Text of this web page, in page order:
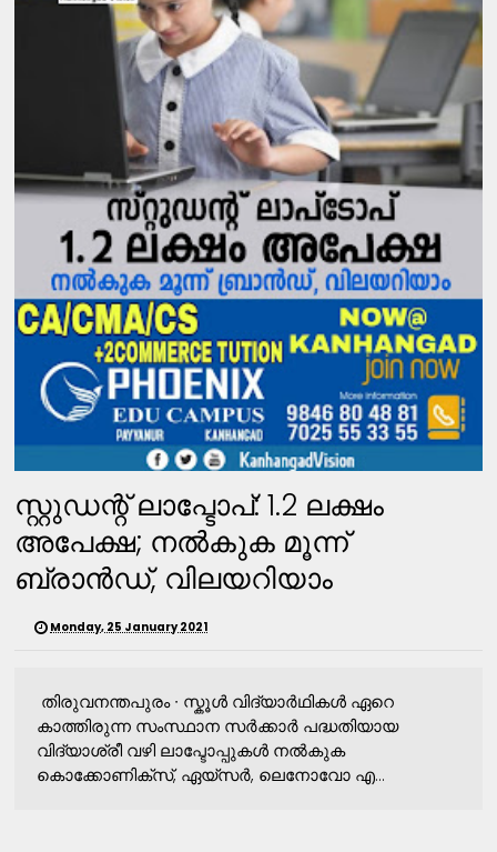
സ്റ്റുഡന്റ് ലാപ്ടോപ്: 1.2 ലക്ഷം
അപേക്ഷ; നൽകുക മൂന്ന്
ബ്രാൻഡ്, വിലയറിയാം
Monday, 25 January 2021
തിരുവനന്തപുരം ∙ സ്കൂൾ വിദ്യാർഥികൾ ഏറെ
കാത്തിരുന്ന സംസ്ഥാന സർക്കാർ പദ്ധതിയായ
വിദ്യാശ്രീ വഴി ലാപ്ടോപ്പുകൾ നൽകുക
കൊക്കോണിക്സ്, ഏയ്സർ, ലെനോവോ എ...